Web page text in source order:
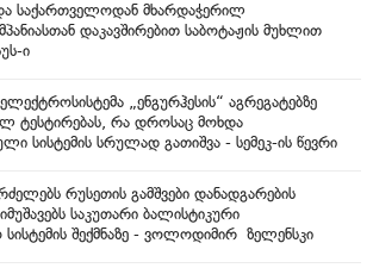
საქართველოდან მხარდაჭერილ
დაკავშირებით საბოტაჟის მუხლით
ი
„ენგურჰესის“ აგრეგატებზე
ტესტირებას, რა დროსაც მოხდა
სისტემის სრულად გათიშვა - სემეკ-ის წევრი
რუსეთის გამშვები დანადგარების
საკუთარი ბალისტიკური
სისტემის შექმნაზე - ვოლოდიმირ ზელენსკი